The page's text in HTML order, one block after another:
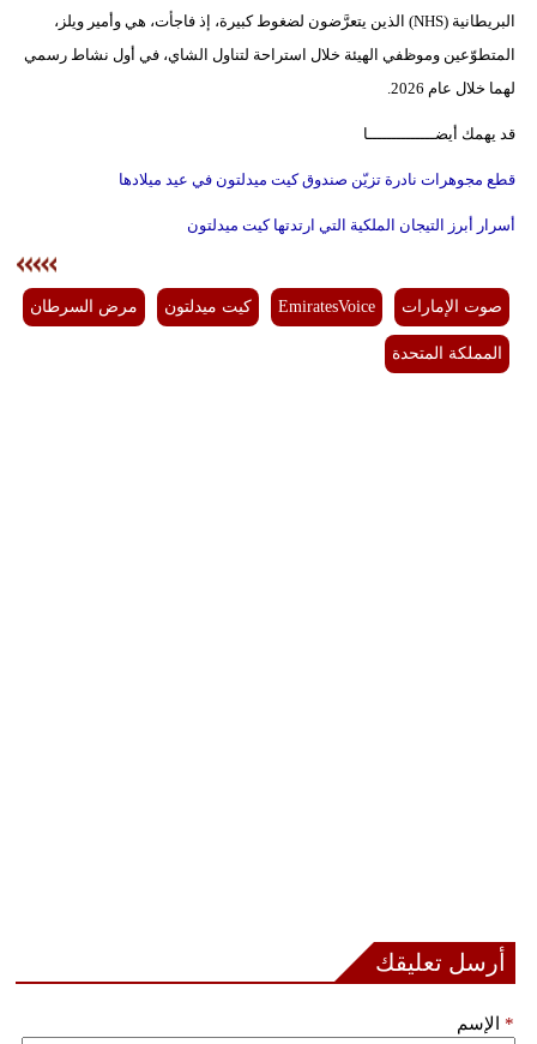
البريطانية (NHS) الذين يتعرَّضون لضغوط كبيرة، إذ فاجأت، هي وأمير ويلز،
المتطوّعين وموظفي الهيئة خلال استراحة لتناول الشاي، في أول نشاط رسمي
لهما خلال عام 2026.
قد يهمك أيضــــــــــــــا
قطع مجوهرات نادرة تزيّن صندوق كيت ميدلتون في عيد ميلادها
أسرار أبرز التيجان الملكية التي ارتدتها كيت ميدلتون
صوت الإمارات EmiratesVoice كيت ميدلتون مرض السرطان
المملكة المتحدة
أرسل تعليقك
الإسم *